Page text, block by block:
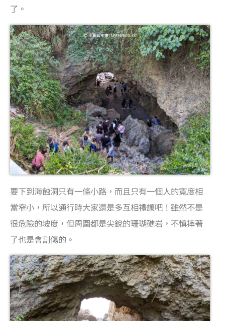
了。
要下到海蝕洞只有一條小路，而且只有一個人的寬度相
當窄小，所以通行時大家還是多互相禮讓吧！雖然不是
很危險的坡度，但周圍都是尖銳的珊瑚礁岩，不慎摔著
了也是會割傷的。